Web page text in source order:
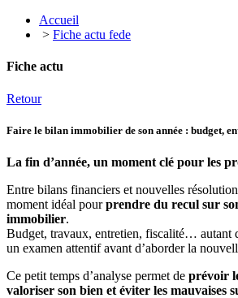
Accueil
> Fiche actu fede
Fiche actu
Retour
Faire le bilan immobilier de son année : budget,
La fin d’année, un moment clé pour les
Entre bilans financiers et nouvelles
moment idéal pourprendre du recul sur
immobilier.
Budget, travaux, entretien, fiscalité… autant
un examen attentif avant d’aborder la
Ce petit temps d’analyse permet de prévoir
valoriser son bien et éviter les mauvaises